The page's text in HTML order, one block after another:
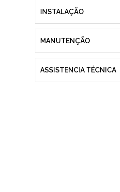
INSTALAÇÃO
MANUTENÇÃO
ASSISTENCIA TÉCNICA